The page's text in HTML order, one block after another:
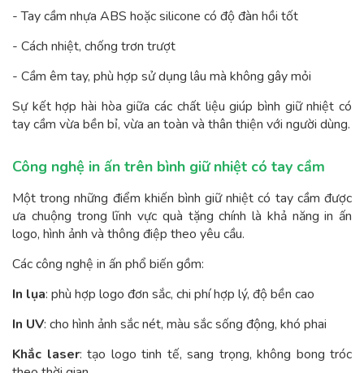
- Tay cầm nhựa ABS hoặc silicone có độ đàn hồi tốt
- Cách nhiệt, chống trơn trượt
- Cầm êm tay, phù hợp sử dụng lâu mà không gây mỏi
Sự kết hợp hài hòa giữa các chất liệu giúp bình giữ nhiệt có
tay cầm vừa bền bỉ, vừa an toàn và thân thiện với người dùng.
Công nghệ in ấn trên bình giữ nhiệt có tay cầm
Một trong những điểm khiến bình giữ nhiệt có tay cầm được
ưa chuộng trong lĩnh vực quà tặng chính là khả năng in ấn
logo, hình ảnh và thông điệp theo yêu cầu.
Các công nghệ in ấn phổ biến gồm:
In lụa: phù hợp logo đơn sắc, chi phí hợp lý, độ bền cao
In UV: cho hình ảnh sắc nét, màu sắc sống động, khó phai
Khắc laser: tạo logo tinh tế, sang trọng, không bong tróc